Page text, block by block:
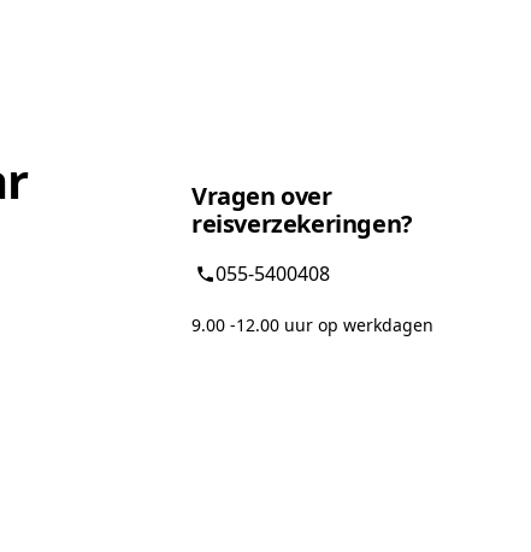
Vragen over
reisverzekeringen?
055-5400408
9.00 -12.00 uur op werkdagen